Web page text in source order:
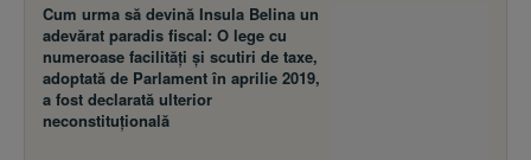
Cum urma să devină Insula Belina un
adevărat paradis fiscal: O lege cu
numeroase facilităţi şi scutiri de taxe,
adoptată de Parlament în aprilie 2019,
a fost declarată ulterior
neconstituţională